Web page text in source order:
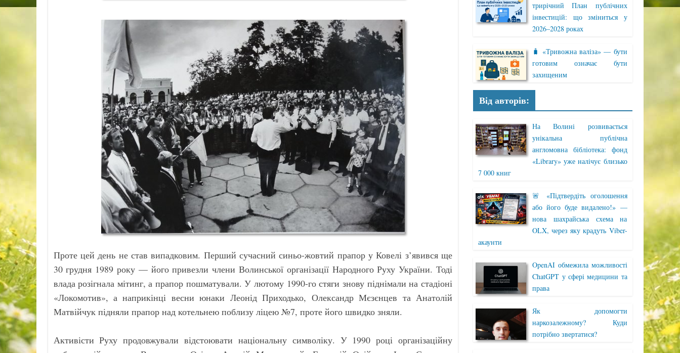
Проте цей день не став випадковим. Перший сучасний синьо-жовтий прапор у Ковелі з’явився ще
30 грудня 1989 року — його привезли члени Волинської організації Народного Руху України. Тоді
влада розігнала мітинг, а прапор пошматували. У лютому 1990-го стяги знову піднімали на стадіоні
«Локомотив», а наприкінці весни юнаки Леонід Приходько, Олександр Мєзєнцев та Анатолій
Матвійчук підняли прапор над котельнею поблизу ліцею №7, проте його швидко зняли.
Активісти Руху продовжували відстоювати національну символіку. У 1990 році організаційну
трирічний План публічних
інвестицій: що зміниться у
2026–2028 роках
🧳 «Тривожна валіза» — бути
готовим означає бути
захищеним
Від авторів:
На Волині розвивається
унікальна публічна
англомовна бібліотека: фонд
«Library» уже налічує близько
7 000 книг
🚨 «Підтвердіть оголошення
або його буде видалено!» —
нова шахрайська схема на
OLX, через яку крадуть Viber-
акаунти
OpenAI обмежила можливості
ChatGPT у сфері медицини та
права
Як допомогти
наркозалежному? Куди
потрібно звертатися?